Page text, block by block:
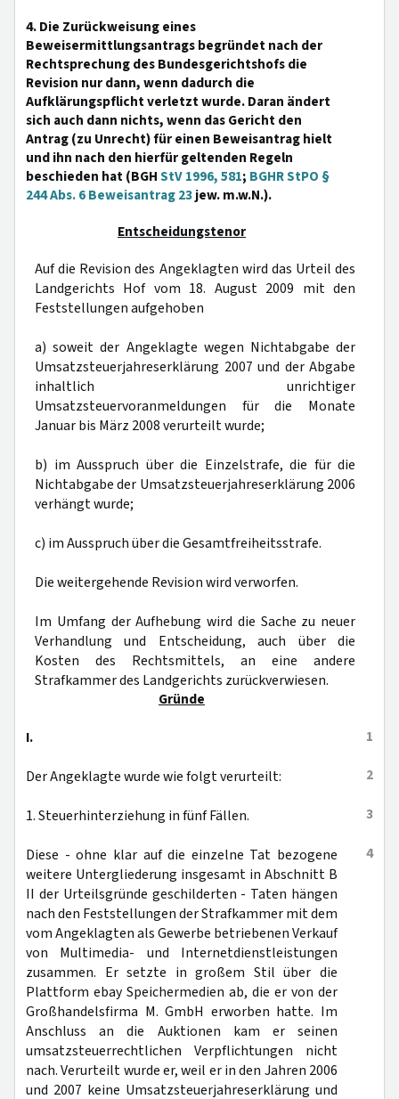
4. Die Zurückweisung eines
Beweisermittlungsantrags begründet nach der
Rechtsprechung des Bundesgerichtshofs die
Revision nur dann, wenn dadurch die
Aufklärungspflicht verletzt wurde. Daran ändert
sich auch dann nichts, wenn das Gericht den
Antrag (zu Unrecht) für einen Beweisantrag hielt
und ihn nach den hierfür geltenden Regeln
beschieden hat (BGHStV 1996, 581; BGHR StPO §
244 Abs. 6 Beweisantrag 23jew. m.w.N.).
Entscheidungstenor
Auf die Revision des Angeklagten wird das Urteil des
Landgerichts Hof vom 18. August 2009 mit den
Feststellungen aufgehoben
a) soweit der Angeklagte wegen Nichtabgabe der
Umsatzsteuerjahreserklärung 2007 und der Abgabe
inhaltlich unrichtiger
Umsatzsteuervoranmeldungen für die Monate
Januar bis März 2008 verurteilt wurde;
b) im Ausspruch über die Einzelstrafe, die für die
Nichtabgabe der Umsatzsteuerjahreserklärung 2006
verhängt wurde;
c) im Ausspruch über die Gesamtfreiheitsstrafe.
Die weitergehende Revision wird verworfen.
Im Umfang der Aufhebung wird die Sache zu neuer
Verhandlung und Entscheidung, auch über die
Kosten des Rechtsmittels, an eine andere
Strafkammer des Landgerichts zurückverwiesen.
Gründe
1
I.
2
Der Angeklagte wurde wie folgt verurteilt:
3
1. Steuerhinterziehung in fünf Fällen.
4
Diese - ohne klar auf die einzelne Tat bezogene
weitere Untergliederung insgesamt in Abschnitt B
II der Urteilsgründe geschilderten - Taten hängen
nach den Feststellungen der Strafkammer mit dem
vom Angeklagten als Gewerbe betriebenen Verkauf
von Multimedia- und Internetdienstleistungen
zusammen. Er setzte in großem Stil über die
Plattform ebay Speichermedien ab, die er von der
Großhandelsfirma M. GmbH erworben hatte. Im
Anschluss an die Auktionen kam er seinen
umsatzsteuerrechtlichen Verpflichtungen nicht
nach. Verurteilt wurde er, weil er in den Jahren 2006
und 2007 keine Umsatzsteuerjahreserklärung und